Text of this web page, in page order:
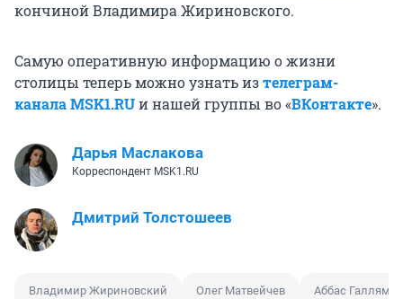
кончиной Владимира Жириновского.
Самую оперативную информацию о жизни
столицы теперь можно узнать изтелеграм-
канала MSK1.RUи нашей группы во «ВКонтакте».
Дарья Маслакова
Корреспондент MSK1.RU
Дмитрий Толстошеев
Владимир Жириновский Олег Матвейчев Аббас Галлямов